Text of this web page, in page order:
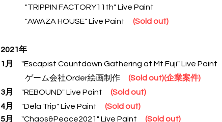
"TRIPPIN FACTORY11th" Live Paint
"AWAZA HOUSE" Live Paint (Sold out)
2021年
1月
"Escapist Countdown Gathering at Mt.Fuji" Live Paint
ゲーム会社Order絵画制作 (Sold out)(企業案件)
3月
"REBOUND" Live Paint (Sold out)
4月
"Dela Trip" Live Paint (Sold out)
5月
"Chaos&Peace2021" Live Paint (Sold out)